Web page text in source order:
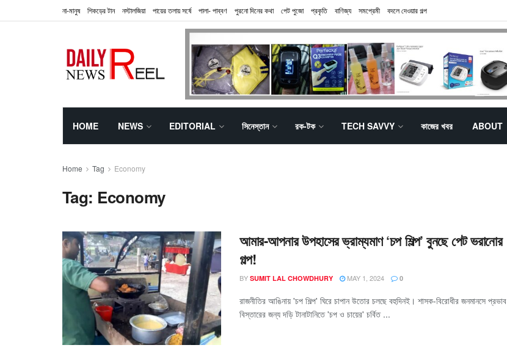
না-মানুষ শিকড়ের টান নস্টালজিয়া পায়ের তলায় সর্ষে পালা- পাব্বণ পুরনো দিনের কথা পেট পুজো প্রকৃতি বাণিজ্য সমপ্রেমী বদলে দেওয়ার গল্প
HOME NEWS EDITORIAL সিনেস্তান রক-টক TECH SAVVY কাজের খবর ABOUT
Home Tag Economy
Tag: Economy
আমার-আপনার উপহাসের ভ্রাম্যমাণ ‘চপ শিল্প’ বুনছে পেট ভরানোর
গল্প!
BY SUMIT LAL CHOWDHURY MAY 1, 2024 0
রাজনীতির আঙিনায় 'চপ শিল্প' ঘিরে চাপান উতোর চলছে বহুদিনই। শাসক-বিরোধীর জনমানসে প্রভাব
বিস্তারের জন্য দড়ি টানাটানিতে 'চপ ও চায়ের' চর্বিত ...